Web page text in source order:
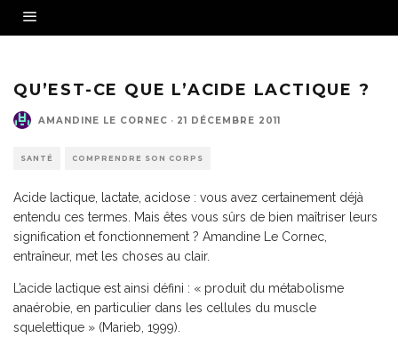
QU’EST-CE QUE L’ACIDE LACTIQUE ?
AMANDINE LE CORNEC · 21 DÉCEMBRE 2011
SANTÉ COMPRENDRE SON CORPS
Acide lactique, lactate, acidose : vous avez certainement déjà
entendu ces termes. Mais êtes vous sûrs de bien maîtriser leurs
signification et fonctionnement ? Amandine Le Cornec,
entraîneur, met les choses au clair.
L’acide lactique est ainsi défini : « produit du métabolisme
anaérobie, en particulier dans les cellules du muscle
squelettique » (Marieb, 1999).